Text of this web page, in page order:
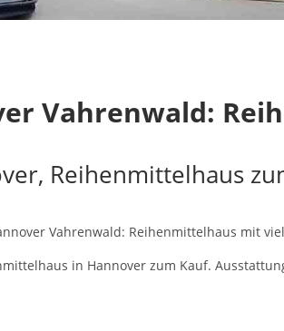
Vahrenwald:
Reihenmittelhaus
Vahrenwald: Reihenmittelhaus mit
in Hannover zum Kauf.